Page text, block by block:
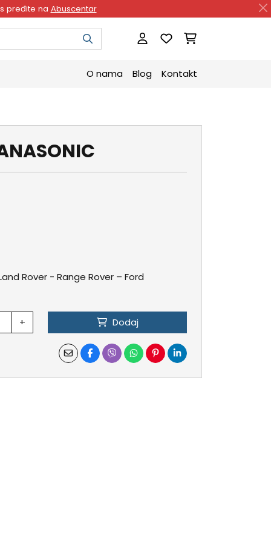
pređite na Abuscentar
O nama Blog Kontakt
Rover - Range Rover – Ford
+ Dodaj